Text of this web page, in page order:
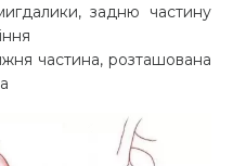
задню частину
частина, розташована